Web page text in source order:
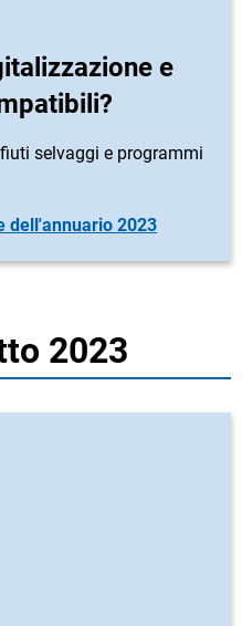
e
selvaggi e programmi
dell'annuario 2023
2023